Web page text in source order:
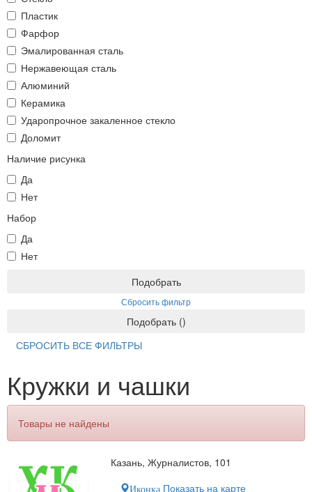
Пластик
Фарфор
Эмалированная сталь
Нержавеющая сталь
Алюминий
Керамика
Ударопрочное закаленное стекло
Доломит
Наличие рисунка
Да
Нет
Набор
Да
Нет
Подобрать
Сбросить фильтр
Подобрать ()
СБРОСИТЬ ВСЕ ФИЛЬТРЫ
Кружки и чашки
Товары не найдены
Казань, Журналистов, 101
Иконка Показать на карте